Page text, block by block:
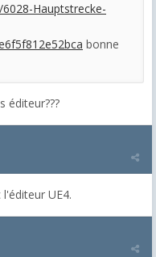
Hauptstrecke-
bonne
éditeur???
UE4.